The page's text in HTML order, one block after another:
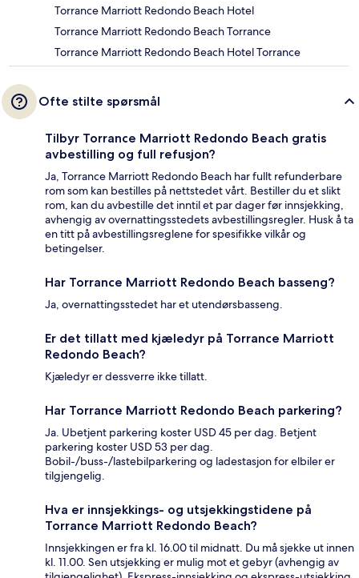
Torrance Marriott Redondo Beach Hotel
Torrance Marriott Redondo Beach Torrance
Torrance Marriott Redondo Beach Hotel Torrance
Ofte stilte spørsmål
Tilbyr Torrance Marriott Redondo Beach gratis
avbestilling og full refusjon?
Ja, Torrance Marriott Redondo Beach har fullt refunderbare
rom som kan bestilles på nettstedet vårt. Bestiller du et slikt
rom, kan du avbestille det inntil et par dager før innsjekking,
avhengig av overnattingsstedets avbestillingsregler. Husk å ta
en titt på avbestillingsreglene for spesifikke vilkår og
betingelser.
Har Torrance Marriott Redondo Beach basseng?
Ja, overnattingsstedet har et utendørsbasseng.
Er det tillatt med kjæledyr på Torrance Marriott
Redondo Beach?
Kjæledyr er dessverre ikke tillatt.
Har Torrance Marriott Redondo Beach parkering?
Ja. Ubetjent parkering koster USD 45 per dag. Betjent
parkering koster USD 53 per dag.
Bobil-/buss-/lastebilparkering og ladestasjon for elbiler er
tilgjengelig.
Hva er innsjekkings- og utsjekkingstidene på
Torrance Marriott Redondo Beach?
Innsjekkingen er fra kl. 16.00 til midnatt. Du må sjekke ut innen
kl. 11.00. Sen utsjekking er mulig mot et gebyr (avhengig av